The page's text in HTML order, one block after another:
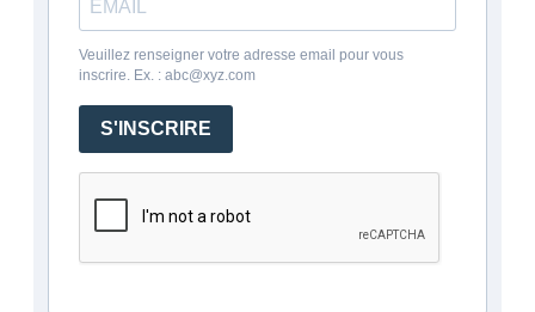
Veuillez renseigner votre adresse email pour vous
inscrire. Ex. : abc@xyz.com
S'INSCRIRE